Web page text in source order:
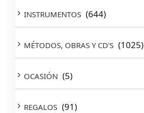
INSTRUMENTOS (644)
MÉTODOS, OBRAS Y CD'S (1025)
OCASIÓN (5)
REGALOS (91)